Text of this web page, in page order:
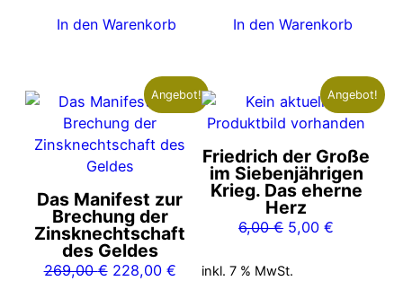
In den Warenkorb In den Warenkorb
Angebot!
Das Manifest zur
Brechung der
Zinsknechtschaft
des Geldes
269,00€ Ursprünglicher
228,00 €Aktueller
Angebot!
Friedrich der Große
im Siebenjährigen
Krieg. Das eherne
Herz
6,00€ Ursprünglicher
war:
5,00€
inkl. 7 % MwSt.